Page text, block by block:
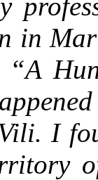
in
“A
I